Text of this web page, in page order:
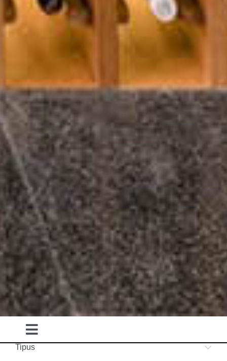
Toggle
Navigation
Tipus